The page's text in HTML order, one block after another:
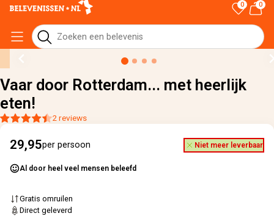
0 0
› Vaar door Rotterdam... met heerlijk eten!
Vaar door Rotterdam... met heerlijk
eten!
2 reviews
29,95per persoon Niet meer leverbaar
Al door heel veel mensen beleefd
Gratis omruilen
Direct geleverd